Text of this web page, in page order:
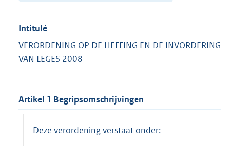
Intitulé
VERORDENING OP DE HEFFING EN DE INVORDERING
VAN LEGES 2008
Artikel 1 Begripsomschrijvingen
Deze verordening verstaat onder: